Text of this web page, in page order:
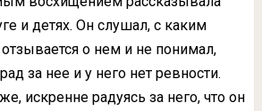
и детях. Он слушал, с каким
о нем и не понимал,
за нее и у него нет ревности.
искренне радуясь за него, что он